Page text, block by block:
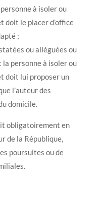
à isoler ou
doit le placer d’office
;
ou alléguées ou
la personne à isoler ou
doit lui proposer un
l’auteur des
domicile.
obligatoirement en
de la République,
poursuites ou de